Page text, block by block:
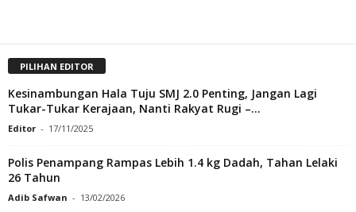
PILIHAN EDITOR
Kesinambungan Hala Tuju SMJ 2.0 Penting, Jangan Lagi
Tukar-Tukar Kerajaan, Nanti Rakyat Rugi –...
Editor - 17/11/2025
Polis Penampang Rampas Lebih 1.4 kg Dadah, Tahan Lelaki
26 Tahun
Adib Safwan - 13/02/2026